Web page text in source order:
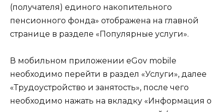
(получателя) единого накопительного
пенсионного фонда» отображена на главной
странице в разделе «Популярные услуги».
В мобильном приложении eGov mobile
необходимо перейти в раздел «Услуги», далее
«Трудоустройство и занятость», после чего
необходимо нажать на вкладку «Информация о